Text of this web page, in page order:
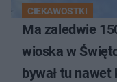
CIEKAWOSTKI
Ma zaledwie
wioska w
bywał tu nawet